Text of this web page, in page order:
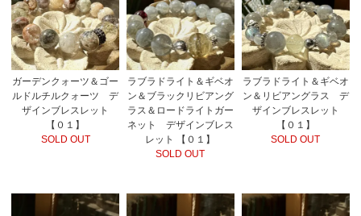
ガーデンクォーツ＆ゴー
ルドルチルクォーツ デ
ザインブレスレット
【０１】
SOLD OUT
ラブラドライト＆ギベオ
ン＆ブラックリビアング
ラス＆ロードライトガー
ネット デザインブレス
レット 【０１】
SOLD OUT
ラブラドライト＆ギベオ
ン＆リビアングラス デ
ザインブレスレット
【０１】
SOLD OUT